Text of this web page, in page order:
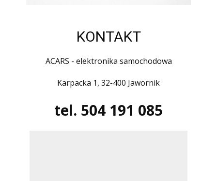
KONTAKT
ACARS - elektronika samochodowa
Karpacka 1, 32-400 Jawornik
tel. 504 191 085